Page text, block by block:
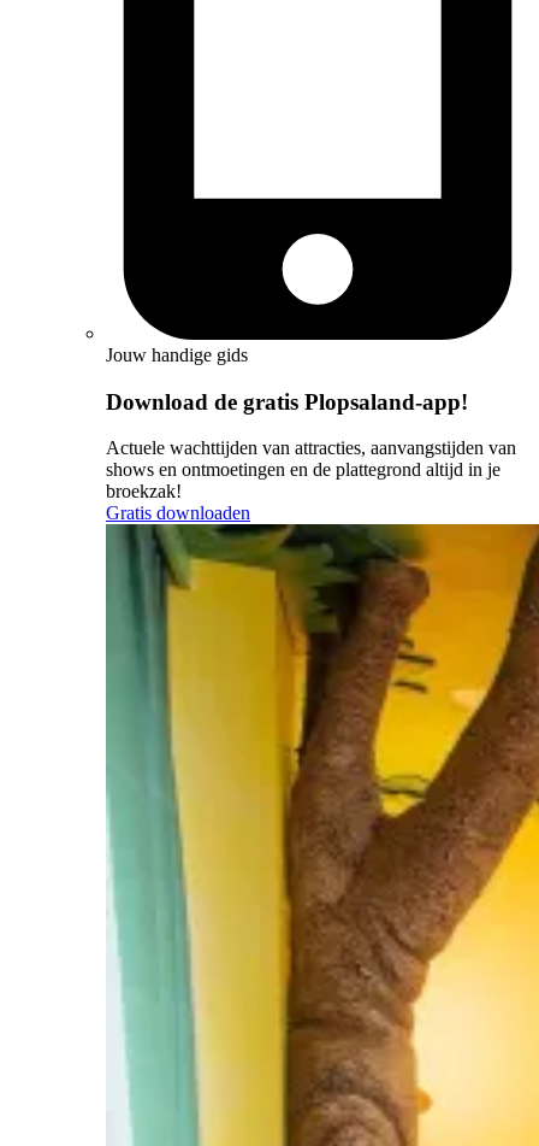
Jouw handige gids
Download de gratis Plopsaland-app!
Actuele wachttijden van attracties, aanvangstijden van
shows en ontmoetingen en de plattegrond altijd in je
broekzak!
Gratis downloaden